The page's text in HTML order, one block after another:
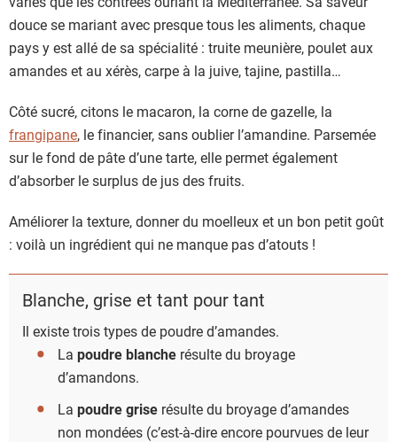
douce se mariant avec presque tous les aliments, chaque
pays y est allé de sa spécialité : truite meunière, poulet aux
amandes et au xérès, carpe à la juive, tajine, pastilla…
Côté sucré, citons le macaron, la corne de gazelle, la
frangipane, le financier, sans oublier l’amandine. Parsemée
sur le fond de pâte d’une tarte, elle permet également
d’absorber le surplus de jus des fruits.
Améliorer la texture, donner du moelleux et un bon petit goût
: voilà un ingrédient qui ne manque pas d’atouts !
Blanche, grise et tant pour tant
Il existe trois types de poudre d’amandes.
La poudre blanche résulte du broyage
d’amandons.
La poudre grise résulte du broyage d’amandes
non mondées (c’est-à-dire encore pourvues de leur